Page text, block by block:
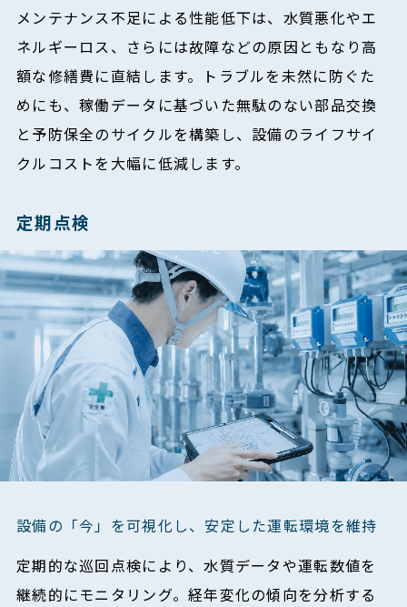
メンテナンス不足による性能低下は、水質悪化やエ
ネルギーロス、さらには故障などの原因ともなり高
額な修繕費に直結します。トラブルを未然に防ぐた
めにも、稼働データに基づいた無駄のない部品交換
と予防保全のサイクルを構築し、設備のライフサイ
クルコストを大幅に低減します。
定期点検
設備の「今」を可視化し、安定した運転環境を維持
定期的な巡回点検により、水質データや運転数値を
継続的にモニタリング。経年変化の傾向を分析する